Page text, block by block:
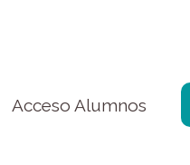
Acceso Alumnos